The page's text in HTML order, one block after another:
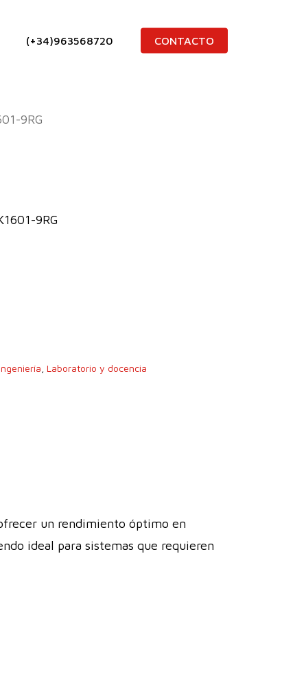
(+34)963568720 CONTACTO
9RG
9RG
Ingeniería Laboratorio y docencia
un rendimiento óptimo en
ideal para sistemas que requieren